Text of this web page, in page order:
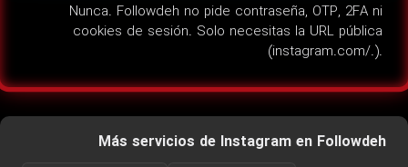
Nunca. Followdeh no pide contraseña, OTP, 2FA ni
cookies de sesión. Solo necesitas la URL pública
(instagram.com/.).
Más servicios de Instagram en Followdeh